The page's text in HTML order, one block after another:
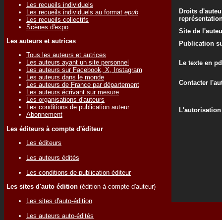
Les recueils individuels
Les recueils individuels au format epub
Les recueils collectifs
Scènes d'expo
Les auteurs et autrices
Tous les auteurs et autrices
Les auteurs ayant un site personnel
Les auteurs sur Facebook, X, Instagram
Les auteurs dans le monde
Les auteurs de France par département
Les auteurs écrivant sur mesure
Les organisations d'auteurs
Les conditions de publication auteur
Abonnement
Les éditeurs à compte d'éditeur
Les éditeurs
Les auteurs édités
Les conditions de publication éditeur
Les sites d'auto édition (édition à compte d'auteur)
Les sites d'auto-édition
Les auteurs auto-édités
Droits
Site de
Publication
Le texte en
Contacter
L'autorisation